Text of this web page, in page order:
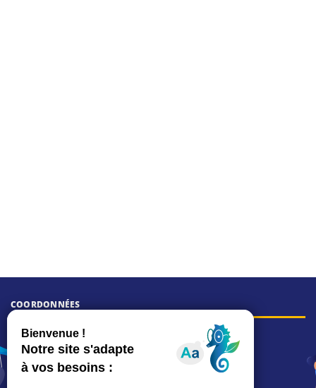
COORDONNÉES
Hôtel de ville
15, rue Charles-Duflos
01 41 19 83 00